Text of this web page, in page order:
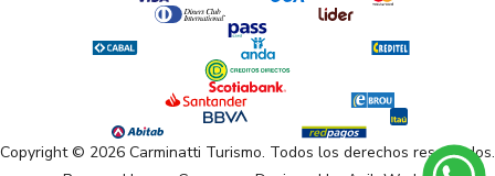
Copyright © 2026 Carminatti Turismo. Todos los derechos reservados.